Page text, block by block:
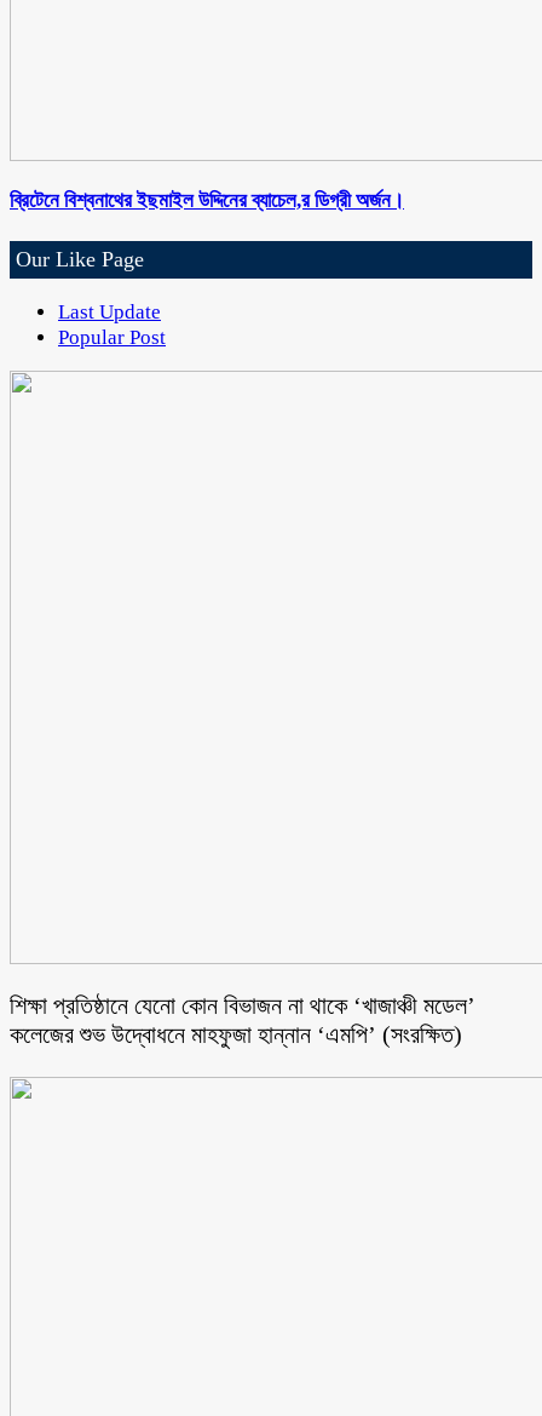
ব্রিটেনে বিশ্বনাথের ইছমাইল উদ্দিনের ব্যাচেল,র ডিগ্রী অর্জন।
Our Like Page
Last Update
Popular Post
শিক্ষা প্রতিষ্ঠানে যেনো কোন বিভাজন না থাকে ‘খাজাঞ্চী মডেল’
কলেজের শুভ উদ্বোধনে মাহফুজা হান্নান ‘এমপি’ (সংরক্ষিত)